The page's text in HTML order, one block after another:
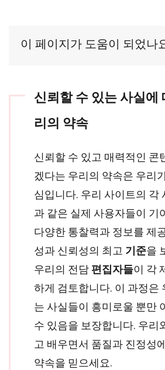
이 페이지가 도움이 되었나
신뢰할 수 있는 사실에
리의 약속
신뢰할 수 있고 매력적인 콘
겠다는 우리의 약속은 우리
심입니다. 우리 사이트의 각
과 같은 실제 사용자들이 기
다양한 통찰력과 정보를 제
성과 신뢰성의 최고 기준을
우리의 전담 편집자들이 각
하게 검토합니다. 이 과정은
는 사실들이 흥미로울 뿐만
수 있음을 보장합니다. 우리
고 배우면서 품질과 진정성
약속을 믿으세요.